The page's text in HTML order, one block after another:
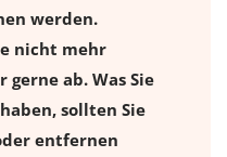
werden.
nicht mehr
ab. Was Sie
sollten Sie
entfernen